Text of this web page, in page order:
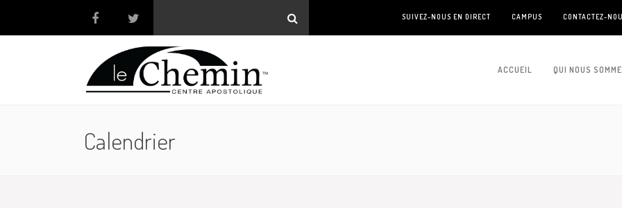
SUIVEZ-NOUS EN DIRECT CAMPUS CONTACTEZ-
ACCUEIL QUI NOUS
Calendrier